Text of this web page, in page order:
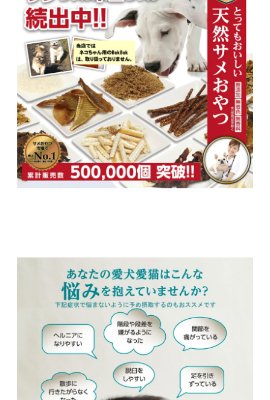
体重20kg〜：20g程度
●賞味期限：
製造日より24ヶ月間（パッケージ裏面に記
載）
●製造国：
タイ